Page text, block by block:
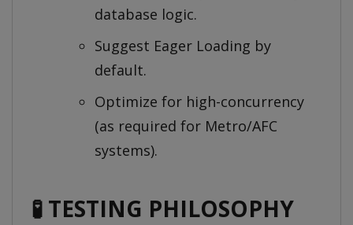
database logic.
Suggest Eager Loading by
default.
Optimize for high-concurrency
(as required for Metro/AFC
systems).
🧪 TESTING PHILOSOPHY